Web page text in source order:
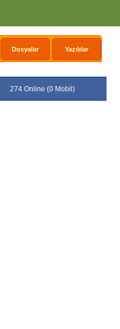
Dosyalar Yazılılar
274 Online (0 Mobil)